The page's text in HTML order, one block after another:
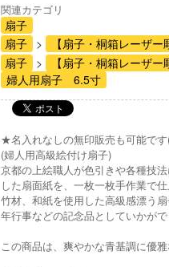
関連カテゴリ
扇子
扇子
【扇子・桐箱レーザ
扇子
【扇子・桐箱レーザ
婦人用扇子 6.5寸
★名入れなしの無印販売も可能で
(婦人用高級絵付け扇子)
京都の上絵職人が色引きや各種技
した扇面紙を、一枚一枚手作業で
竹材、和紙を使用した高級感漂う
年行事などの記念品としていかがで
この商品は、爽やかな青基調に優